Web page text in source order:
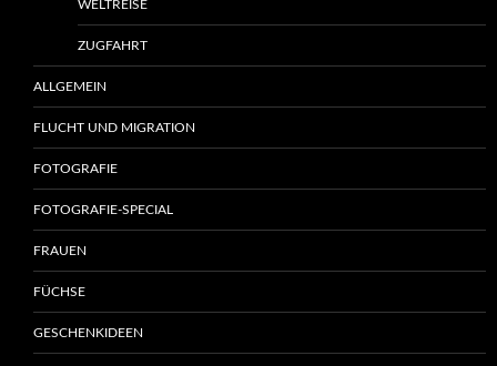
WELTREISE
ZUGFAHRT
ALLGEMEIN
FLUCHT UND MIGRATION
FOTOGRAFIE
FOTOGRAFIE-SPECIAL
FRAUEN
FÜCHSE
GESCHENKIDEEN